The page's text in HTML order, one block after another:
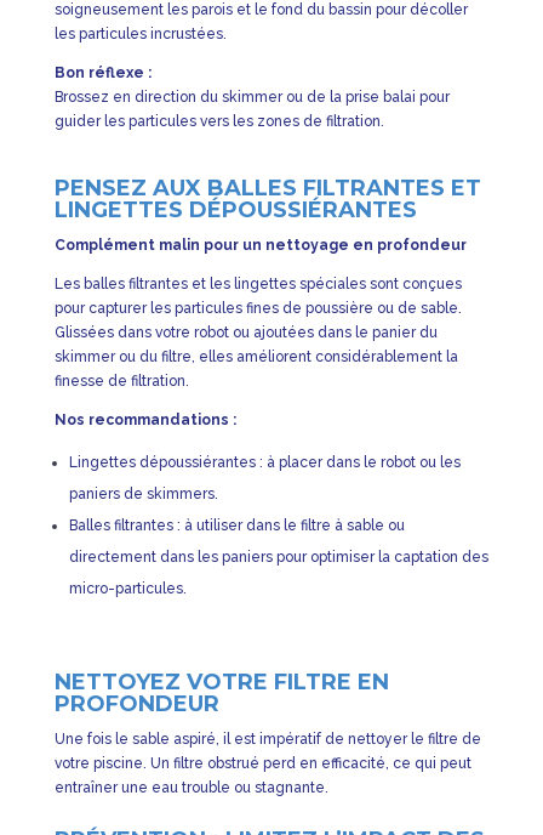
soigneusement les parois et le fond du bassin pour décoller
les particules incrustées.
Bon réflexe :
Brossez en direction du skimmer ou de la prise balai pour
guider les particules vers les zones de filtration.
PENSEZ AUX BALLES FILTRANTES ET
LINGETTES DÉPOUSSIÉRANTES
Complément malin pour un nettoyage en profondeur
Les balles filtrantes et les lingettes spéciales sont conçues
pour capturer les particules fines de poussière ou de sable.
Glissées dans votre robot ou ajoutées dans le panier du
skimmer ou du filtre, elles améliorent considérablement la
finesse de filtration.
Nos recommandations :
Lingettes dépoussiérantes : à placer dans le robot ou les
paniers de skimmers.
Balles filtrantes : à utiliser dans le filtre à sable ou
directement dans les paniers pour optimiser la captation des
micro-particules.
NETTOYEZ VOTRE FILTRE EN
PROFONDEUR
Une fois le sable aspiré, il est impératif de nettoyer le filtre de
votre piscine. Un filtre obstrué perd en efficacité, ce qui peut
entraîner une eau trouble ou stagnante.